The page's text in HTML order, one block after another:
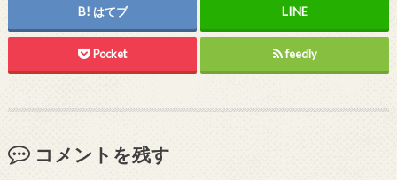
はてブ
Pocket feedly
コメントを残す